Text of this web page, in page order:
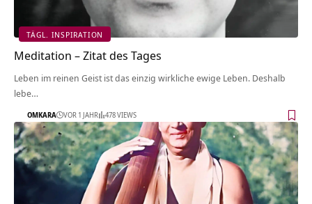
TÄGL. INSPIRATION
Meditation – Zitat des Tages
Leben im reinen Geist ist das einzig wirkliche ewige Leben. Deshalb
lebe…
OMKARA VOR 1 JAHR 478 VIEWS